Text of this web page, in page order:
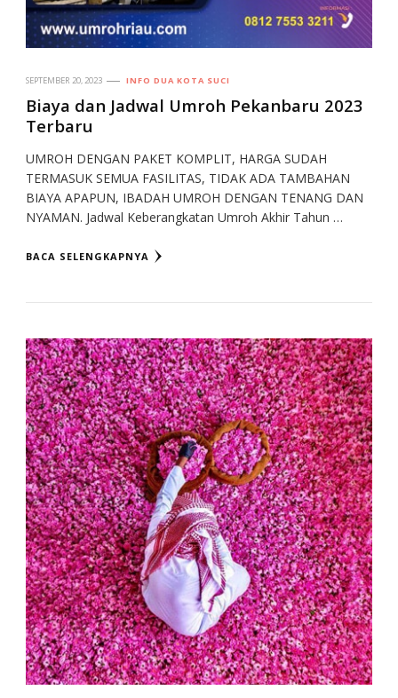
SEPTEMBER 20, 2023 INFO DUA KOTA SUCI
Biaya dan Jadwal Umroh Pekanbaru 2023
Terbaru
UMROH DENGAN PAKET KOMPLIT, HARGA SUDAH
TERMASUK SEMUA FASILITAS, TIDAK ADA TAMBAHAN
BIAYA APAPUN, IBADAH UMROH DENGAN TENANG DAN
NYAMAN. Jadwal Keberangkatan Umroh Akhir Tahun …
BACA SELENGKAPNYA